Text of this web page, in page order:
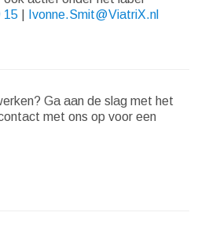
15 Ivonne.Smit@ViatriX.nl
Ga aan de slag met het
met ons op voor een